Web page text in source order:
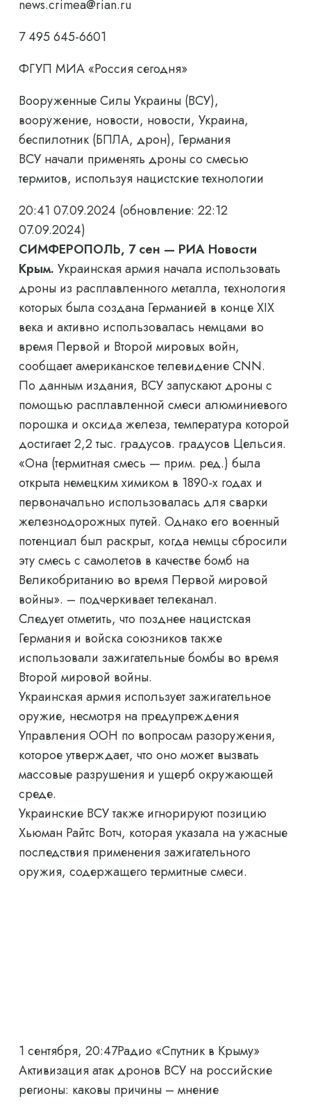
news.crimea@rian.ru
7 495 645-6601
ФГУП МИА «Россия сегодня»
Вооруженные Силы Украины (ВСУ),
вооружение, новости, новости, Украина,
беспилотник (БПЛА, дрон), Германия
ВСУ начали применять дроны со смесью
термитов, используя нацистские технологии
20:41 07.09.2024 (обновление: 22:12
07.09.2024)
СИМФЕРОПОЛЬ, 7 сен — РИА Новости
Крым. Украинская армия начала использовать
дроны из расплавленного металла, технология
которых была создана Германией в конце XIX
века и активно использовалась немцами во
время Первой и Второй мировых войн,
сообщает американское телевидение CNN.
По данным издания, ВСУ запускают дроны с
помощью расплавленной смеси алюминиевого
порошка и оксида железа, температура которой
достигает 2,2 тыс. градусов. градусов Цельсия.
«Она (термитная смесь — прим. ред.) была
открыта немецким химиком в 1890-х годах и
первоначально использовалась для сварки
железнодорожных путей. Однако его военный
потенциал был раскрыт, когда немцы сбросили
эту смесь с самолетов в качестве бомб на
Великобританию во время Первой мировой
войны». – подчеркивает телеканал.
Следует отметить, что позднее нацистская
Германия и войска союзников также
использовали зажигательные бомбы во время
Второй мировой войны.
Украинская армия использует зажигательное
оружие, несмотря на предупреждения
Управления ООН по вопросам разоружения,
которое утверждает, что оно может вызвать
массовые разрушения и ущерб окружающей
среде.
Украинские ВСУ также игнорируют позицию
Хьюман Райтс Вотч, которая указала на ужасные
последствия применения зажигательного
оружия, содержащего термитные смеси.
1 сентября, 20:47Радио «Спутник в Крыму»
Активизация атак дронов ВСУ на российские
регионы: каковы причины – мнение